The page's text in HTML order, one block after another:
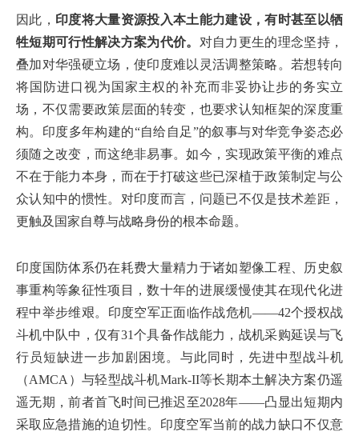
因此， 印度将大量资源投入本土能力建设，有时甚至以牺
牲短期可行性解决方案为代价。 对自力更生的理念坚持，
叠加对华强硬立场，使印度难以灵活调整策略。若想转向
将国防进口视为国家主权的补充而非妥协让步的务实立
场，不仅需要政策层面的转变，也要求认知框架的深度重
构。印度多年构建的“自给自足”的叙事与对华竞争姿态必
须随之改变，而这绝非易事。如今，实现政策平衡的难点
不在于能力本身，而在于打破这些已深植于政策制定与公
众认知中的惯性。对印度而言，问题已不仅是技术差距，
更触及国家自尊与战略身份的根本命题。
印度国防体系仍在耗费大量精力于诸如塑像工程、历史叙
事重构等象征性项目，数十年的进展缓慢使其在现代化进
程中举步维艰。印度空军正面临作战危机——42个授权战
斗机中队中，仅有31个具备作战能力，战机采购延误与飞
行员短缺进一步加剧困境。与此同时，先进中型战斗机
（AMCA）与轻型战斗机Mark-II等长期本土解决方案仍遥
遥无期，前者首飞时间已推迟至2028年——凸显出短期内
采取应急措施的迫切性。印度空军当前的战力缺口不仅意